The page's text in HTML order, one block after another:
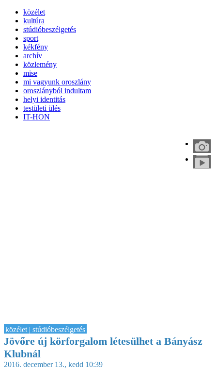
közélet
kultúra
stúdióbeszélgetés
sport
kékfény
archív
közlemény
mise
mi vagyunk oroszlány
oroszlányból indultam
helyi identitás
testületi ülés
IT-HON
közélet | stúdióbeszélgetés
Jövőre új körforgalom létesülhet a Bányász
Klubnál
2016. december 13., kedd 10:39